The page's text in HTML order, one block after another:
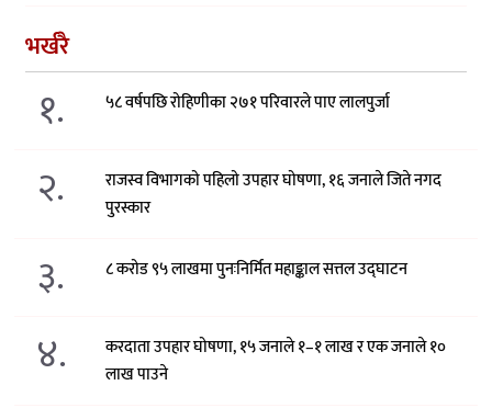
भर्खरै
१. ५८ वर्षपछि रोहिणीका २७१ परिवारले पाए लालपुर्जा
२.
राजस्व विभागको पहिलो उपहार घोषणा, १६ जनाले जिते नगद
पुरस्कार
३. ८ करोड ९५ लाखमा पुनःनिर्मित महाङ्काल सत्तल उद्घाटन
४.
करदाता उपहार घोषणा, १५ जनाले १–१ लाख र एक जनाले १०
लाख पाउने